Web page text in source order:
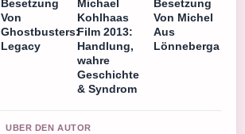
Besetzung
Von
Ghostbusters:
Legacy
Michael
Kohlhaas
Film 2013:
Handlung,
wahre
Geschichte
& Syndrom
Besetzung
Von Michel
Aus
Lönneberga
UBER DEN AUTOR